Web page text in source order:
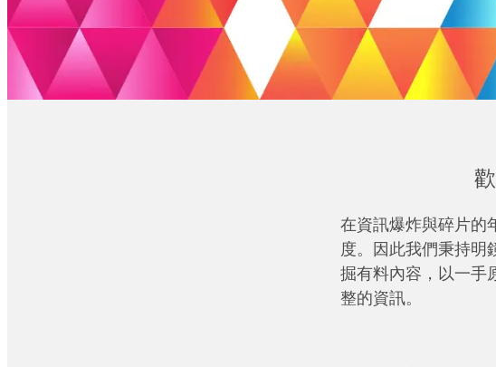
在資訊爆炸與碎片的
度。因此我們秉持明
掘有料內容，以一手
整的資訊。